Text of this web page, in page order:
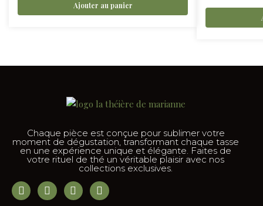
Ajouter au panier
Chaque pièce est conçue pour sublimer votre
moment de dégustation, transformant chaque tasse
en une expérience unique et élégante. Faites de
votre rituel de thé un véritable plaisir avec nos
collections exclusives.